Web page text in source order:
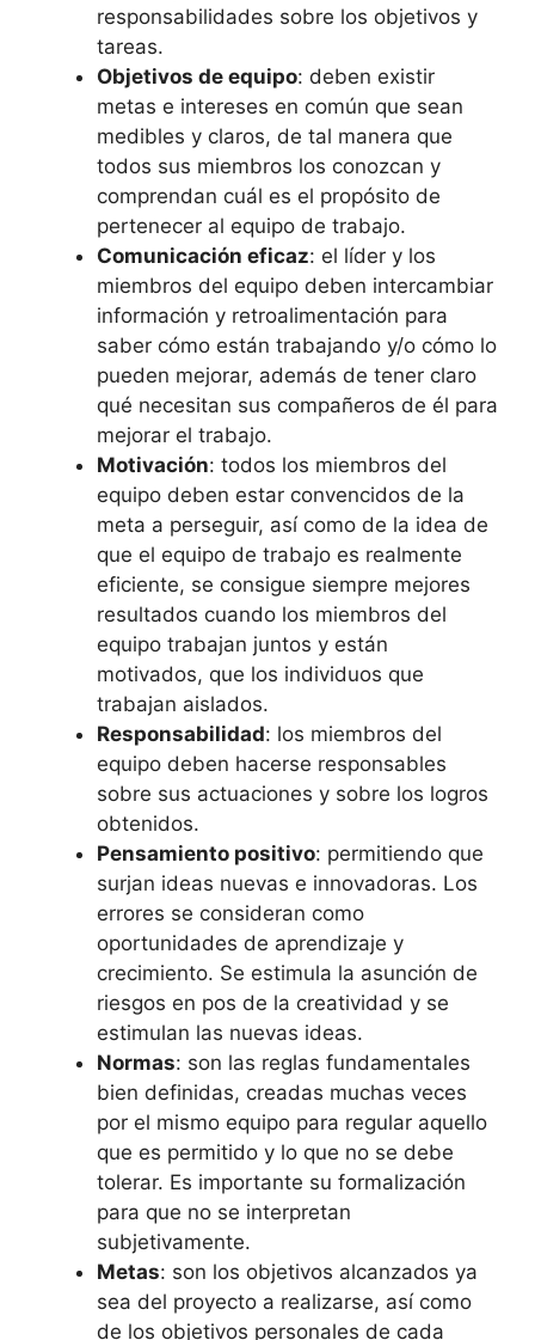
responsabilidades sobre los objetivos y
tareas.
Objetivos de equipo: deben existir
metas e intereses en común que sean
medibles y claros, de tal manera que
todos sus miembros los conozcan y
comprendan cuál es el propósito de
pertenecer al equipo de trabajo.
Comunicación eficaz: el líder y los
miembros del equipo deben intercambiar
información y retroalimentación para
saber cómo están trabajando y/o cómo lo
pueden mejorar, además de tener claro
qué necesitan sus compañeros de él para
mejorar el trabajo.
Motivación: todos los miembros del
equipo deben estar convencidos de la
meta a perseguir, así como de la idea de
que el equipo de trabajo es realmente
eficiente, se consigue siempre mejores
resultados cuando los miembros del
equipo trabajan juntos y están
motivados, que los individuos que
trabajan aislados.
Responsabilidad: los miembros del
equipo deben hacerse responsables
sobre sus actuaciones y sobre los logros
obtenidos.
Pensamiento positivo: permitiendo que
surjan ideas nuevas e innovadoras. Los
errores se consideran como
oportunidades de aprendizaje y
crecimiento. Se estimula la asunción de
riesgos en pos de la creatividad y se
estimulan las nuevas ideas.
Normas: son las reglas fundamentales
bien definidas, creadas muchas veces
por el mismo equipo para regular aquello
que es permitido y lo que no se debe
tolerar. Es importante su formalización
para que no se interpretan
subjetivamente.
Metas: son los objetivos alcanzados ya
sea del proyecto a realizarse, así como
de los objetivos personales de cada